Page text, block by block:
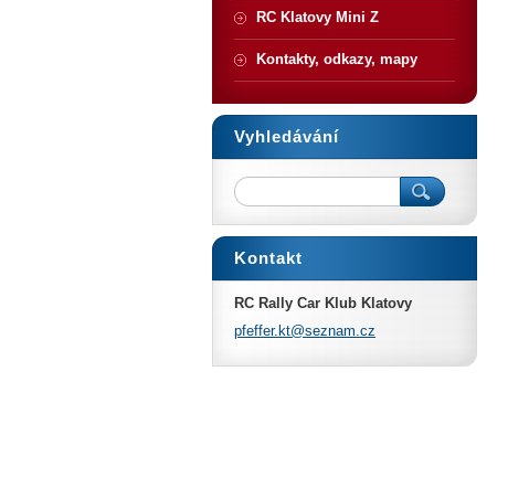
RC Klatovy Mini Z
Kontakty, odkazy, mapy
Vyhledávání
Kontakt
RC Rally Car Klub Klatovy
pfeffer. kt@seznam.cz